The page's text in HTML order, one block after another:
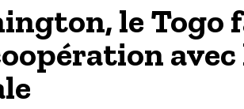
le Togo
avec